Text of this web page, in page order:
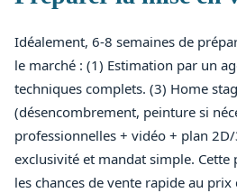
Idéalement, 6-8 semaines de
le marché : (1) Estimation par un
techniques complets. (3) Home
(désencombrement, peinture si
professionnelles + vidéo + plan
exclusivité et mandat simple.
les chances de vente rapide au prix